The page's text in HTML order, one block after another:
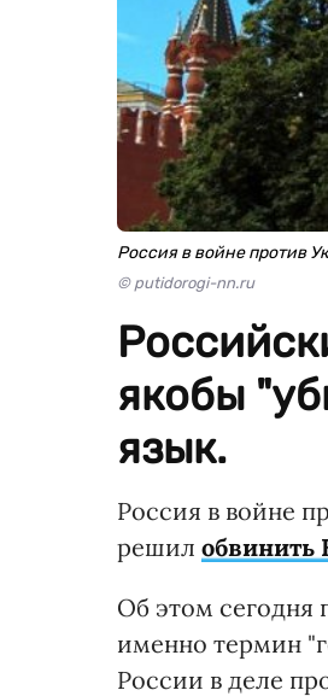
Россия в войне против
© putidorogi-nn.ru
якобы
язык.
Россия в войне
решил обвинить
Об этом сегодня
именно термин
России в деле